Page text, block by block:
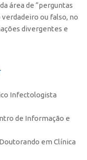
área de “perguntas
ou falso, no
divergentes e
Infectologista
de Informação e
em Clínica